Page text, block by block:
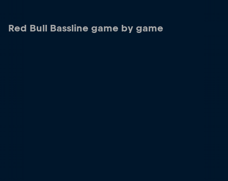
Red Bull Bassline game by game